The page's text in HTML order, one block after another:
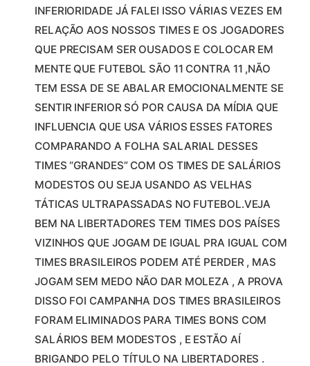
INFERIORIDADE JÁ FALEI ISSO VÁRIAS VEZES EM
RELAÇÃO AOS NOSSOS TIMES E OS JOGADORES
QUE PRECISAM SER OUSADOS E COLOCAR EM
MENTE QUE FUTEBOL SÃO 11 CONTRA 11 ,NÃO
TEM ESSA DE SE ABALAR EMOCIONALMENTE SE
SENTIR INFERIOR SÓ POR CAUSA DA MÍDIA QUE
INFLUENCIA QUE USA VÁRIOS ESSES FATORES
COMPARANDO A FOLHA SALARIAL DESSES
TIMES “GRANDES” COM OS TIMES DE SALÁRIOS
MODESTOS OU SEJA USANDO AS VELHAS
TÁTICAS ULTRAPASSADAS NO FUTEBOL.VEJA
BEM NA LIBERTADORES TEM TIMES DOS PAÍSES
VIZINHOS QUE JOGAM DE IGUAL PRA IGUAL COM
TIMES BRASILEIROS PODEM ATÉ PERDER , MAS
JOGAM SEM MEDO NÃO DAR MOLEZA , A PROVA
DISSO FOI CAMPANHA DOS TIMES BRASILEIROS
FORAM ELIMINADOS PARA TIMES BONS COM
SALÁRIOS BEM MODESTOS , E ESTÃO AÍ
BRIGANDO PELO TÍTULO NA LIBERTADORES .